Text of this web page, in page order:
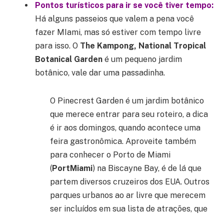
Pontos turísticos para ir se você tiver tempo:
Há alguns passeios que valem a pena você
fazer MIami, mas só estiver com tempo livre
para isso. O The Kampong, National Tropical
Botanical Garden é um pequeno jardim
botânico, vale dar uma passadinha.
O Pinecrest Garden é um jardim botânico
que merece entrar para seu roteiro, a dica
é ir aos domingos, quando acontece uma
feira gastronômica. Aproveite também
para conhecer o Porto de Miami
(PortMiami) na Biscayne Bay, é de lá que
partem diversos cruzeiros dos EUA. Outros
parques urbanos ao ar livre que merecem
ser incluídos em sua lista de atrações, que